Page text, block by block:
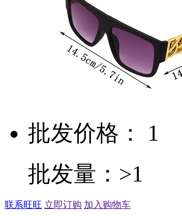
批发价格： 1
批发量：>1
联系旺旺 立即订购 加入购物车